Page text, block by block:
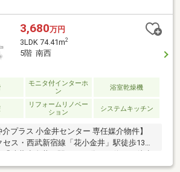
■魅力ポイント■・ゆとりある87.91平米の
角住戸につき陽当り・通風良好◎・全居室
ットを備えた、整理整頓のしやすい間取り
■・あったら嬉しい、浄水器・食洗機・浴
備わっています♪・モニター付インターホ
ロック、宅配ボックス設置あり◎■2026年5
ム済・新規交換：システムキッチン、ユニ
洗面化粧台、トイレ・貼替：フローリン
井クロス 他
3,680万円
3LDK 74.41m2
5階 南西
モニタ付インターホ
ン
浴室乾燥機
リフォームリノベー
ション
システムキッチン
介プラス 小金井センター 専任媒介物件】
ス・西武新宿線「花小金井」駅徒歩13
袋・豊島線「清瀬」駅バス32分バス停ま